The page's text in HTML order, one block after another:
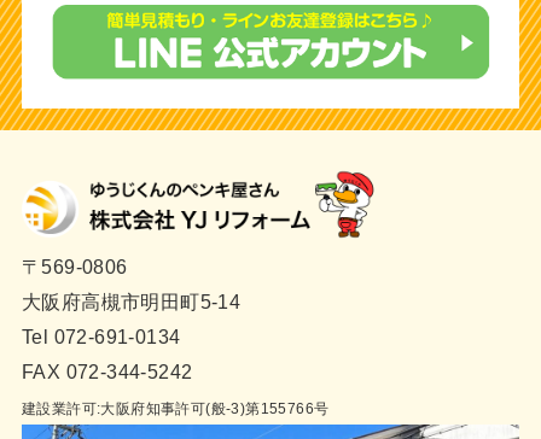
〒569-0806
大阪府高槻市明田町5-14
Tel 072-691-0134
FAX 072-344-5242
建設業許可:大阪府知事許可(般-3)第155766号